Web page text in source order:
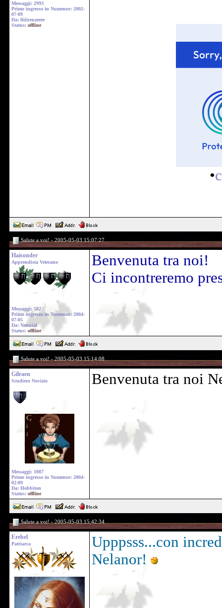
Messaggi: 2993
Primo ingresso in Numenor: 2002-
07-09
Da: fiiiirenzeeee
Status: offline
•
Salute a voi! - 2005-05-03 15:07:27
Haisonder
Apprendista Veterano
Messaggi: 582
Primo ingresso in Numenor: 2004-
07-05
Da: Nenuial
Status: offline
Benvenuta tra noi!
Ci incontreremo
Salute a voi! - 2005-05-03 15:14:08
Gilraen
Scudiero Novizio
Messaggi: 1087
Primo ingresso in Numenor: 2004-
02-09
Da: Hobbiton
Status: offline
Benvenuta tra noi
Salute a voi! - 2005-05-03 15:42:34
Erebel
Patriarca
Upppsss...con
Nelanor!